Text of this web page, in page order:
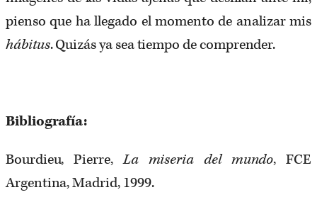
pienso que ha llegado el momento de analizar mis
hábitus. Quizás ya sea tiempo de comprender.
Bibliografía:
Bourdieu, Pierre,La miseria del mundo, FCE
Argentina, Madrid, 1999.